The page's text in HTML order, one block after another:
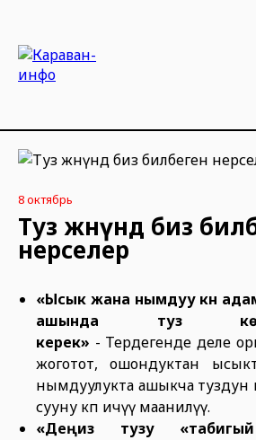
8 октябрь
Туз жөнүндө биз
нерселер
«Ысык жана нымдуу күнү
ашында туз
керек» - Тердегенде деле
жоготот, ошондуктан
нымдуулукта ашыкча туздун
сууну көп ичүү маанилүү.
«Деңиз тузу